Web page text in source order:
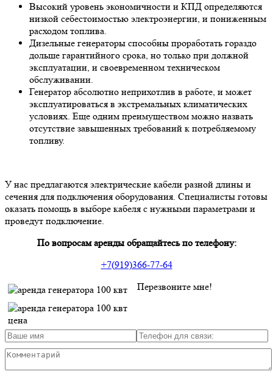
Высокий уровень экономичности и КПД определяются
низкой себестоимостью электроэнергии, и пониженным
расходом топлива.
Дизельные генераторы способны проработать гораздо
дольше гарантийного срока, но только при должной
эксплуатации, и своевременном техническом
обслуживании.
Генератор абсолютно неприхотлив в работе, и может
эксплуатироваться в экстремальных климатических
условиях. Еще одним преимуществом можно назвать
отсутствие завышенных требований к потребляемому
топливу.
У нас предлагаются электрические кабели разной длины и
сечения для подключения оборудования. Специалисты готовы
оказать помощь в выборе кабеля с нужными параметрами и
проведут подключение.
По вопросам аренды обращайтесь по телефону:
+7(919)366-77-64
Перезвоните мне!